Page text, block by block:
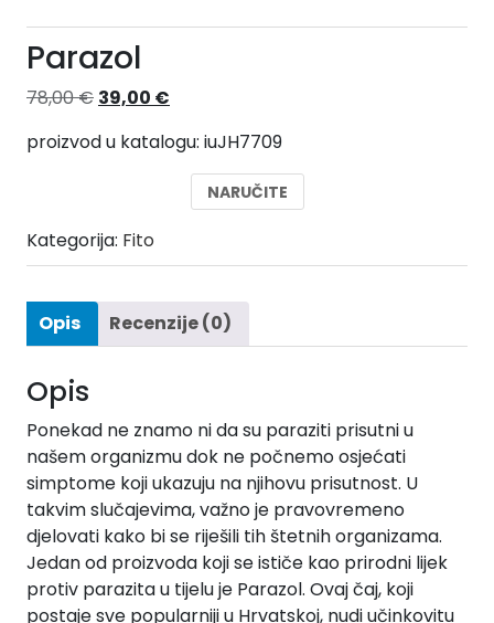
Parazol
78,00€ Izvorna
bila
39,00 €
je:
39,00 €.
proizvod u katalogu: iuJH7709
NARUČITE
Kategorija: Fito
Opis Recenzije (0)
Opis
Ponekad ne znamo ni da su paraziti prisutni u
našem organizmu dok ne počnemo osjećati
simptome koji ukazuju na njihovu prisutnost. U
takvim slučajevima, važno je pravovremeno
djelovati kako bi se riješili tih štetnih organizama.
Jedan od proizvoda koji se ističe kao prirodni lijek
protiv parazita u tijelu je Parazol. Ovaj čaj, koji
postaje sve popularniji u Hrvatskoj, nudi učinkovitu